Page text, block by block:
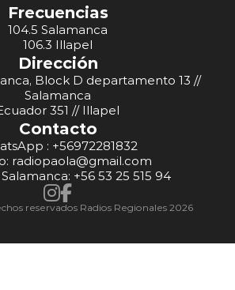
Frecuencias
104.5 Salamanca
106.3 Illapel
Dirección
Block D departamento 13 //
Salamanca
351 // Illapel
Contacto
: +56972281832
radiopaola@gmail.com
+56 53 25 515 94
reservados Radios Regionales 2026